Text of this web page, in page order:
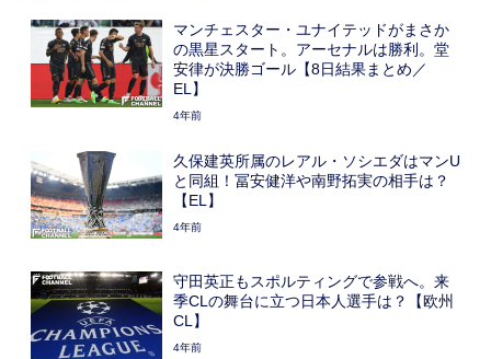
ブンデスリーガ
UEFA
ナショナルチーム
高校サッカー
動画
マンチェスター・ユナイテッドがまさか
の黒星スタート。アーセナルは勝利。堂
安律が決勝ゴール【8日結果まとめ／
EL】
4年前
久保建英所属のレアル・ソシエダはマンU
と同組！冨安健洋や南野拓実の相手は？
【EL】
4年前
守田英正もスポルティングで参戦へ。来
季CLの舞台に立つ日本人選手は？【欧州
CL】
4年前